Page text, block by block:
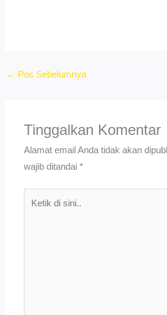
← Pos Sebelumnya
Tinggalkan Komentar
Alamat email Anda tidak akan
wajib ditandai*